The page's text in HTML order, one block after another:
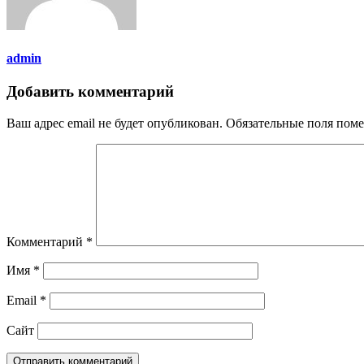
admin
Добавить комментарий
Ваш адрес email не будет опубликован. Обязательные поля
Комментарий *
Имя *
Email *
Сайт